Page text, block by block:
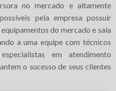
no mercado e altamente
pela empresa possuir
do mercado e sala
a uma equipe com técnicos
em atendimento
o sucesso de seus clientes